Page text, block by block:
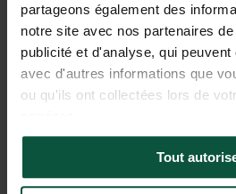
partageons également des
notre site avec nos partenaires
publicité et d'analyse, qui
avec d'autres informations que
ou qu'ils ont collectées lors de
Tout